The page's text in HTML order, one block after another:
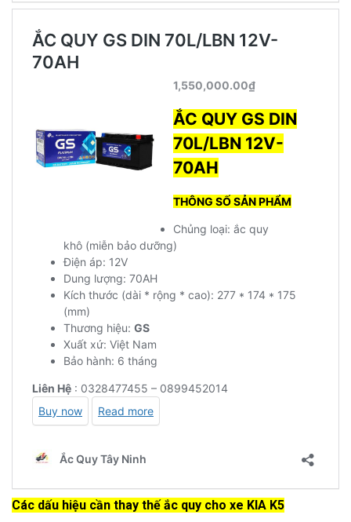
Các dấu hiệu cần thay thế ắc quy cho xe KIA K5